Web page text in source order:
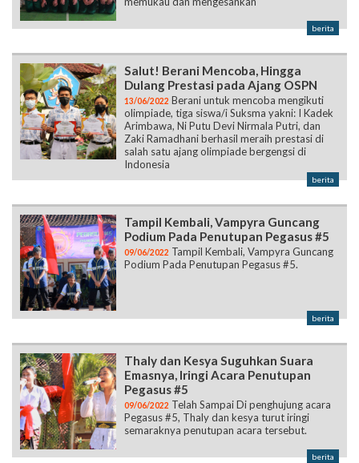
berita
Salut! Berani Mencoba, Hingga
Dulang Prestasi pada Ajang OSPN
13/06/2022 Berani untuk mencoba mengikuti
olimpiade, tiga siswa/i Suksma yakni: I Kadek
Arimbawa, Ni Putu Devi Nirmala Putri, dan
Zaki Ramadhani berhasil meraih prestasi di
salah satu ajang olimpiade bergengsi di
Indonesia
berita
Tampil Kembali, Vampyra Guncang
Podium Pada Penutupan Pegasus #5
09/06/2022 Tampil Kembali, Vampyra Guncang
Podium Pada Penutupan Pegasus #5.
berita
Thaly dan Kesya Suguhkan Suara
Emasnya, Iringi Acara Penutupan
Pegasus #5
09/06/2022 Telah Sampai Di penghujung acara
Pegasus #5, Thaly dan kesya turut iringi
semaraknya penutupan acara tersebut.
berita